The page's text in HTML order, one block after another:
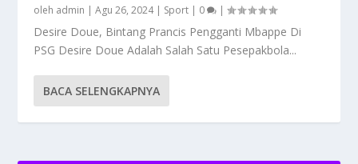
oleh admin |Agu 26, 2024| Sport | 0 |
Desire Doue, Bintang Prancis Pengganti Mbappe Di
PSG Desire Doue Adalah Salah Satu Pesepakbola...
BACA SELENGKAPNYA